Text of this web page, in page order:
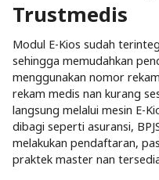
Trustmedis
Modul E-Kios sudah
sehingga memudahkan
menggunakan nomor
rekam medis nan kurang
langsung melalui mesin E-
dibagi seperti asuransi,
melakukan pendaftaran,
praktek master nan